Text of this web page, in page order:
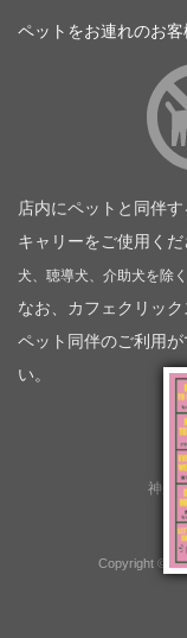
ペットをお連れのお客
店内にペットと同伴
キャリーをご使用く
犬、聴導犬、介助犬を除く
なお、カフェクリッ
ペット同伴のご利用
い。
神奈
Copyright ©